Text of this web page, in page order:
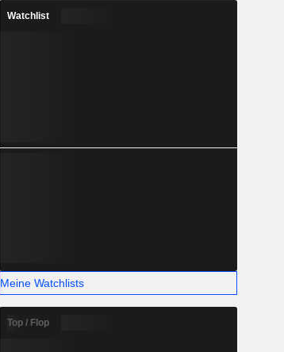
Watchlist
Meine Watchlists
Top / Flop